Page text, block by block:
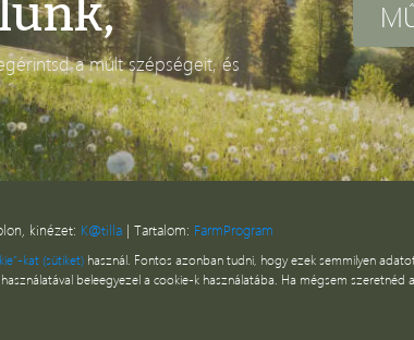
a múlt szépségeit, és
kinézet: K@tilla | Tartalom: FarmProgram
kat (sütiket) használ. Fontos azonban tudni, hogy ezek semmilyen
beleegyezel a cookie-k használatába. Ha mégsem